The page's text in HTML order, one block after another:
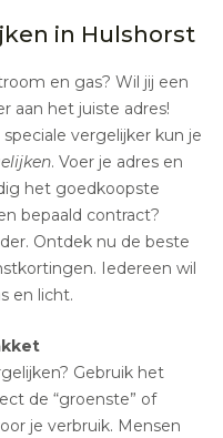
in Hulshorst
en gas? Wil jij een
aan het juiste adres!
vergelijker kun je
. Voer je adres en
het goedkoopste
bepaald contract?
Ontdek nu de beste
Iedereen wil
en licht.
Gebruik het
de “groenste” of
je verbruik. Mensen